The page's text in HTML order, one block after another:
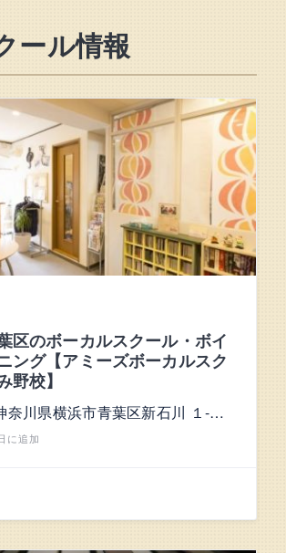
ール情報
区のボーカルスクール・ボイ
ング【アミーズボーカルスク
野校】
日本、神奈川県横浜市青葉区新石川 １-６-２
に追加